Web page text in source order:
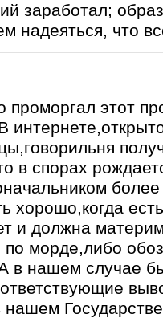
заработал;
надеяться, что
этот
в спорах
более
хорошо,когда
и должна
морде,либо
в нашем случае
нашем